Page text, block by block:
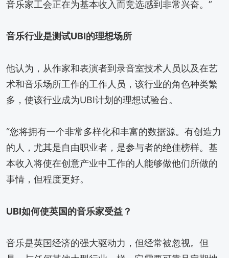
音乐家工会正在为基本收入而竞选感到非常兴奋。”
音乐行业是测试UBI的理想场所
他认为，从作家和表演者到录音室技术人员以及在艺
术和音乐场所工作的工作人员，该行业的角色种类繁
多，使该行业成为UBI计划的理想试验台。
“您将拥有一个非常多样化和丰富的数据源。有创造力
的人，尤其是自由职业者，是参与者的绝佳榜样。基
本收入将使在创意产业中工作的人能够做他们所做的
事情，但程度更好。
UBI如何使英国的音乐家受益？
音乐是英国经济的强大驱动力，但经常被忽视。但